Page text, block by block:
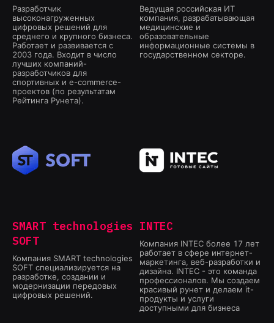
Разработчик
высоконагруженных
цифровых решений для
среднего и крупного бизнеса.
Работает и развивается с
2003 года. Входит в число
лучших компаний-
разработчиков для
спортивных и e-commerce-
проектов (по результатам
Рейтинга Рунета).
Ведущая российская ИТ
компания, разрабатывающая
медицинские и
образовательные
информационные системы в
государственном секторе.
SMART technologies
SOFT
Компания SMART technologies
SOFT специализируется на
разработке, создании и
модернизации передовых
цифровых решений.
INTEC
Компания INTEC более 17 лет
работает в сфере интернет-
маркетинга, веб-разработки и
дизайна. INTEC - это команда
профессионалов. Мы создаем
красивый рунет и делаем it-
продукты и услуги
доступными для бизнеса